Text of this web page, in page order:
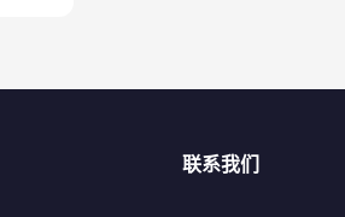
联系我们